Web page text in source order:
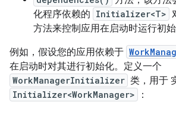
化程序依赖的 Initializer<T>
方法来控制应用在启动时运行初始
例如，假设您的应用依赖于
在启动时对其进行初始化。定义一个
WorkManagerInitializer 类，用于
Initializer<WorkManager> ：